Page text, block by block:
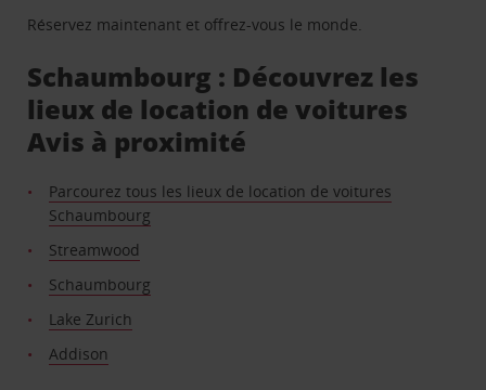
Réservez maintenant et offrez-vous le monde.
Schaumbourg : Découvrez les
lieux de location de voitures
Avis à proximité
Parcourez tous les lieux de location de voitures
Schaumbourg
Streamwood
Schaumbourg
Lake Zurich
Addison